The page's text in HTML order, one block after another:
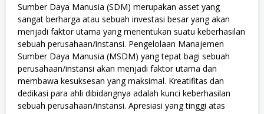
Sumber Daya Manusia (SDM) merupakan asset yang
sangat berharga atau sebuah investasi besar yang akan
menjadi faktor utama yang menentukan suatu keberhasilan
sebuah perusahaan/instansi. Pengelolaan Manajemen
Sumber Daya Manusia (MSDM) yang tepat bagi sebuah
perusahaan/instansi akan menjadi faktor utama dan
membawa kesuksesan yang maksimal. Kreatifitas dan
dedikasi para ahli dibidangnya adalah kunci keberhasilan
sebuah perusahaan/instansi. Apresiasi yang tinggi atas